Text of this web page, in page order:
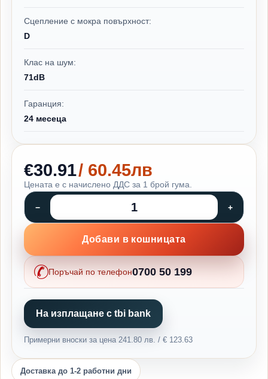
Сцепление с мокра повърхност:
D
Клас на шум:
71dB
Гаранция:
24 месеца
€30.91/ 60.45лв
Цената е с начислено ДДС за 1 брой гума.
Добави в кошницата
Поръчай по телефон0700 50 199
На изплащане с tbi bank
Примерни вноски за цена 241.80 лв. / € 123.63
Доставка до 1-2 работни дни